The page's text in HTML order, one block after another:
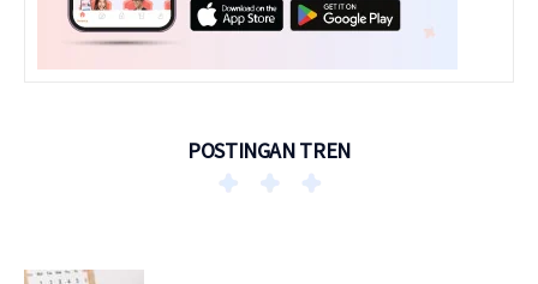
POSTINGAN TREN